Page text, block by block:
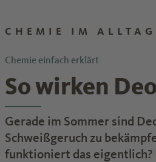
CHEMIE IM ALLTAG
Chemie einfach erklärt
So wirken
Gerade im Sommer sind
Schweißgeruch zu
funktioniert das eigentlich?